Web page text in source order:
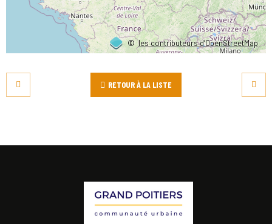
©les contributeurs d’OpenStreetMap
RETOUR À LA LISTE